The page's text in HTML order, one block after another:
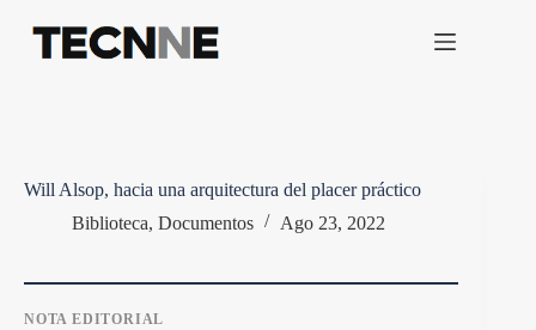
contenido
Will Alsop, hacia una arquitectura del placer práctico
Biblioteca, Documentos Ago 23, 2022
NOTA EDITORIAL